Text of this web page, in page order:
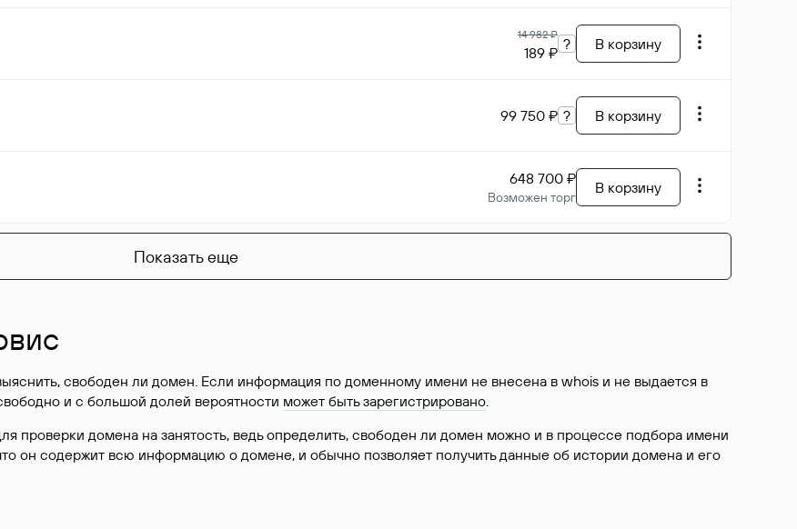
14 982 ₽
189 ₽ ? В корзину
99 750 ₽ ? В корзину
648 700 ₽
Возможен торг
В корзину
Показать еще
свободен ли домен. Если информация по доменному имени не внесена в whois и не выдается в
и с большой долей вероятности может быть зарегистрировано.
проверки домена на занятость, ведь определить, свободен ли домен можно и в процессе подбора имени
он содержит всю информацию о домене, и обычно позволяет получить данные об истории домена и его